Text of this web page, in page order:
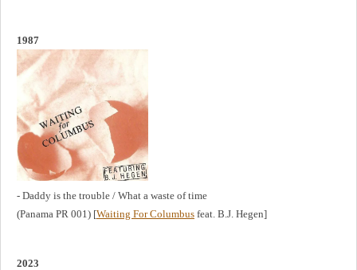
1987
- Daddy is the trouble / What a waste of time
(Panama PR 001) [Waiting For Columbus feat. B.J. Hegen]
2023